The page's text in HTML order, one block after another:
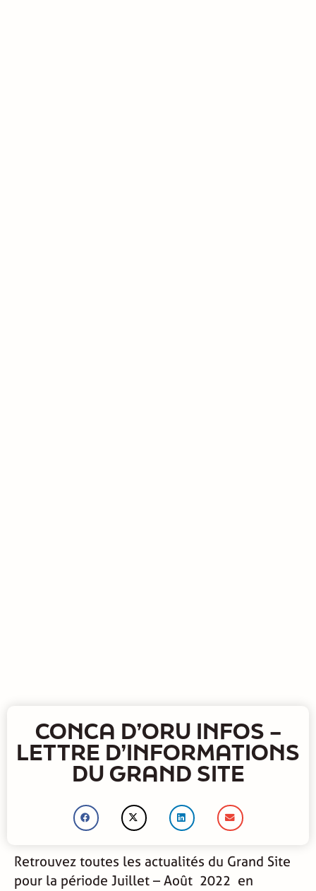
CONCA D’ORU INFOS –
LETTRE D’INFORMATIONS
DU GRAND SITE
Retrouvez toutes les actualités du Grand Site
pour la période Juillet – Août 2022 en